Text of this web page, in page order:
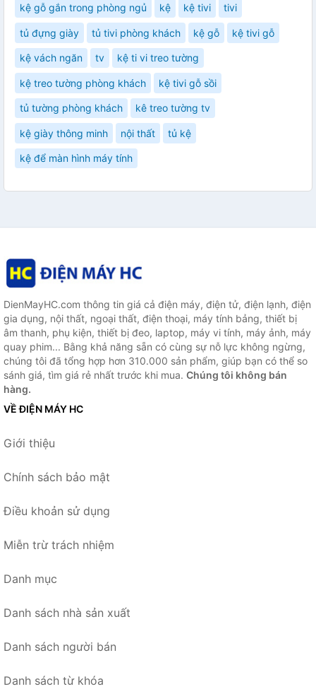
kệ gỗ gắn trong phòng ngủ kệ kệ tivi tivi
tủ đựng giày tủ tivi phòng khách kệ gỗ kệ tivi gỗ
kệ vách ngăn tv kệ ti vi treo tường
kệ treo tường phòng khách kệ tivi gỗ sồi
tủ tường phòng khách kê treo tường tv
kệ giày thông minh nội thất tủ kệ
kệ để màn hình máy tính
DienMayHC.com thông tin giá cả điện máy, điện tử, điện lạnh, điện
gia dụng, nội thất, ngoại thất, điện thoại, máy tính bảng, thiết bị
âm thanh, phụ kiện, thiết bị đeo, laptop, máy vi tính, máy ảnh, máy
quay phim... Bằng khả năng sẵn có cùng sự nỗ lực không ngừng,
chúng tôi đã tổng hợp hơn 310.000 sản phẩm, giúp bạn có thể so
sánh giá, tìm giá rẻ nhất trước khi mua. Chúng tôi không bán
hàng.
VỀ ĐIỆN MÁY HC
Giới thiệu
Chính sách bảo mật
Điều khoản sử dụng
Miễn trừ trách nhiệm
Danh mục
Danh sách nhà sản xuất
Danh sách người bán
Danh sách từ khóa